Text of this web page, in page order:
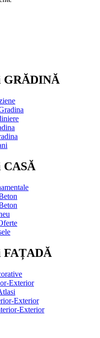
GRĂDINĂ
CASĂ
FAȚADĂ
Exterior
Exterior
Exterior